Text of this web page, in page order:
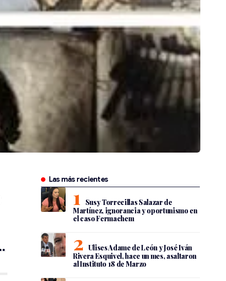
Las más recientes
Susy Torrecillas Salazar de
Martínez, ignorancia y oportunismo en
el caso Fermachem
Ulises Adame de León y José Iván
Rivera Esquivel, hace un mes, asaltaron
al Instituto 18 de Marzo